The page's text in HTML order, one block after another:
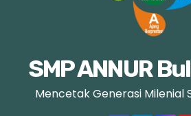
SMP ANNUR
Mencetak Generasi Milenial